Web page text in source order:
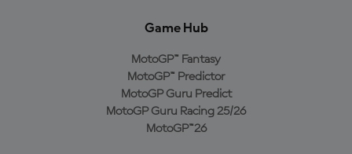
Game Hub
MotoGP™ Fantasy
MotoGP™ Predictor
MotoGP Guru Predict
MotoGP Guru Racing 25/26
MotoGP™26